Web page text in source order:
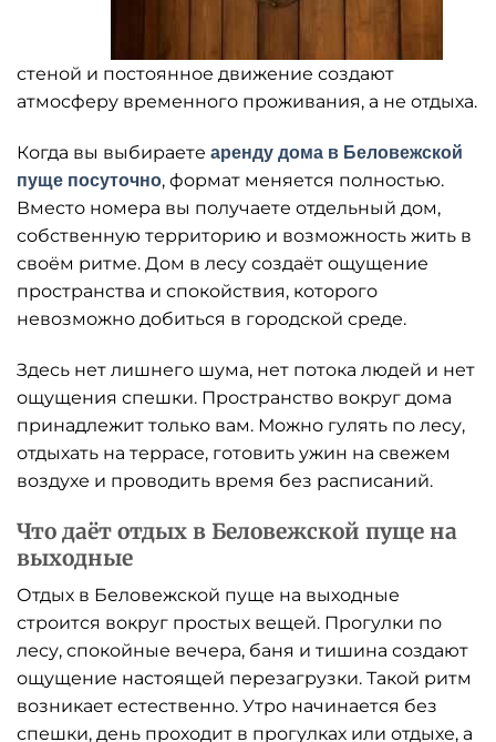
стеной и постоянное движение создают
атмосферу временного проживания, а не отдыха.
Когда вы выбираете аренду дома в Беловежской
пуще посуточно, формат меняется полностью.
Вместо номера вы получаете отдельный дом,
собственную территорию и возможность жить в
своём ритме. Дом в лесу создаёт ощущение
пространства и спокойствия, которого
невозможно добиться в городской среде.
Здесь нет лишнего шума, нет потока людей и нет
ощущения спешки. Пространство вокруг дома
принадлежит только вам. Можно гулять по лесу,
отдыхать на террасе, готовить ужин на свежем
воздухе и проводить время без расписаний.
Что даёт отдых в Беловежской пуще на
выходные
Отдых в Беловежской пуще на выходные
строится вокруг простых вещей. Прогулки по
лесу, спокойные вечера, баня и тишина создают
ощущение настоящей перезагрузки. Такой ритм
возникает естественно. Утро начинается без
спешки, день проходит в прогулках или отдыхе, а